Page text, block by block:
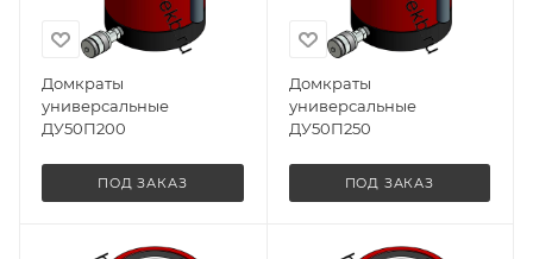
Домкраты
универсальные
ДУ50П200
ПОД ЗАКАЗ
Домкраты
универсальные
ДУ50П250
ПОД ЗАКАЗ